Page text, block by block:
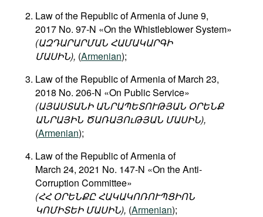
Law of the Republic of Armenia of June 9,
2017 No. 97-N «On the Whistleblower System»
(ԱԶԴԱՐԱՐՄԱՆ ՀԱՄԱԿԱՐԳԻ
ՄԱՍԻՆ), (Armenian);
Law of the Republic of Armenia of March 23,
2018 No. 206-N «On Public Service»
(ԱՅԱՍՏԱՆԻ ԱՆՐԱՊԵՏՈՒԹՅԱՆ ՕՐԵՆՔ
ԱՆՐԱՅԻՆ ԾԱՌԱՅՈւԹՅԱՆ ՄԱՍԻՆ),
(Armenian);
Law of the Republic of Armenia of
March 24, 2021 No. 147-N «On the Anti-
Corruption Committee»
(ՀՀ ՕՐԵՆՔԸ ՀԱԿԱԿՈՌՈՒՊՑԻՈՆ
ԿՈՄԻՏԵԻ ՄԱՍԻՆ), (Armenian);